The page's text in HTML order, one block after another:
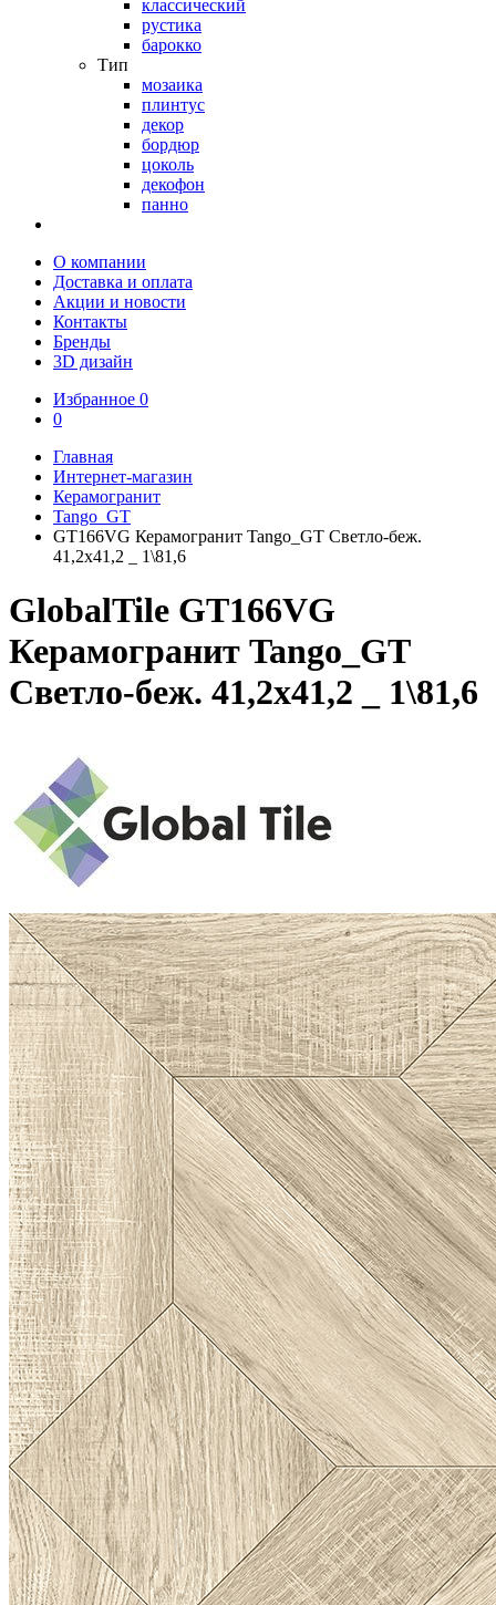
классический
рустика
барокко
Тип
мозаика
плинтус
декор
бордюр
цоколь
декофон
панно
О компании
Доставка и оплата
Акции и новости
Контакты
Бренды
3D дизайн
Избранное 0
0
Главная
Интернет-магазин
Керамогранит
Tango_GT
GT166VG Керамогранит Tango_GT Светло-беж.
41,2x41,2 _ 1\81,6
GlobalTile GT166VG
Керамогранит Tango_GT
Светло-беж. 41,2x41,2 _ 1\81,6